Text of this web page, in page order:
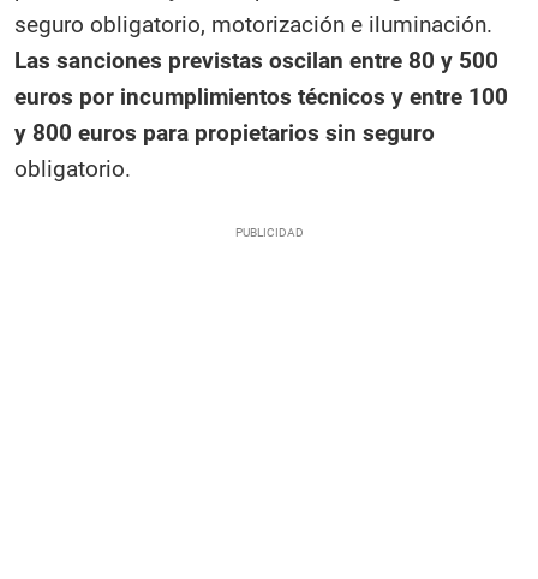
seguro obligatorio, motorización e iluminación.
Las sanciones previstas oscilan entre 80 y 500
euros por incumplimientos técnicos y entre 100
y 800 euros para propietarios sin seguro
obligatorio.